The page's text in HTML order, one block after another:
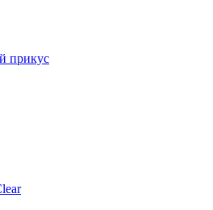
прикус